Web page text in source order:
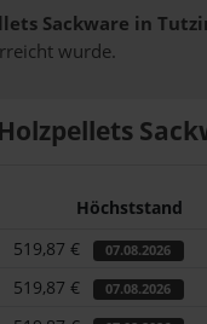
Sackware in
wurde.
Holzpellets
Höchststand
519,87 € 07.08.2026
519,87 € 07.08.2026